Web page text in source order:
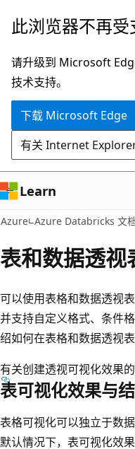
跳
主
要
内
此浏览器不再受
请升级到 Microsoft
技术支持。
下载 Microsoft Edge
有关 Internet
Learn
Azure Azure Databricks 文
表和数据透视
可以使用表格和数据透视
并支持自定义格式、条件
绍如何在表格和数据透视
有关创建透视可视化效果
表可视化效果与
表格可视化可以独立于数
默认情况下，表可视化效